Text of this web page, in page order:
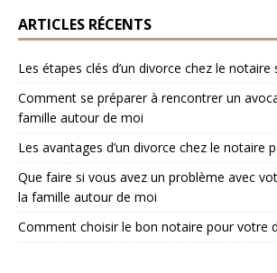
ARTICLES RÉCENTS
Les étapes clés d’un divorce chez le notaire
Comment se préparer à rencontrer un
famille autour de moi
Les avantages d’un divorce chez le notaire
Que faire si vous avez un problème avec
la famille autour de moi
Comment choisir le bon notaire pour votre